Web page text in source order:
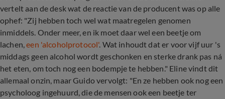
vertelt aan de desk wat de reactie van de producent was op alle
ophef: "Zij hebben toch wel wat maatregelen genomen
inmiddels. Onder meer, en ik moet daar wel een beetje om
lachen,een 'alcoholprotocol'. Wat inhoudt dat er voor vijf uur 's
middags geen alcohol wordt geschonken en sterke drank pas ná
het eten, om toch nog een bodempje te hebben." Eline vindt dit
allemaal onzin, maar Guido vervolgt: "En ze hebben ook nog een
psycholoog ingehuurd, die de mensen ook een beetje ter